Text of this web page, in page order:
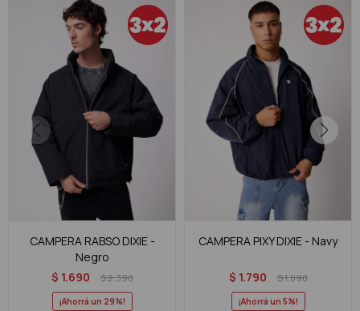
CAMPERA RABSO DIXIE -
Negro
$ 1.690 $2.390
29
CAMPERA PIXY DIXIE - Navy
$ 1.790 $1.890
5